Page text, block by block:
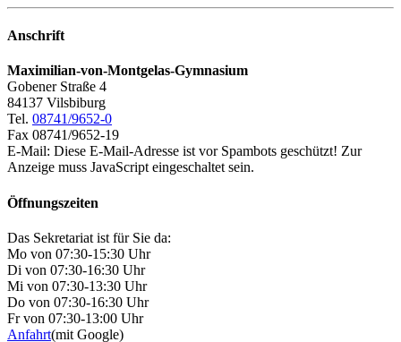
Anschrift
Maximilian-von-Montgelas-Gymnasium
Gobener Straße 4
84137 Vilsbiburg
Tel. 08741/9652-0
Fax 08741/9652-19
E-Mail: Diese E-Mail-Adresse ist vor Spambots geschützt! Zur
Anzeige muss JavaScript eingeschaltet sein.
Öffnungszeiten
Das Sekretariat ist für Sie da:
Mo von 07:30-15:30 Uhr
Di von 07:30-16:30 Uhr
Mi von 07:30-13:30 Uhr
Do von 07:30-16:30 Uhr
Fr von 07:30-13:00 Uhr
Anfahrt(mit Google)